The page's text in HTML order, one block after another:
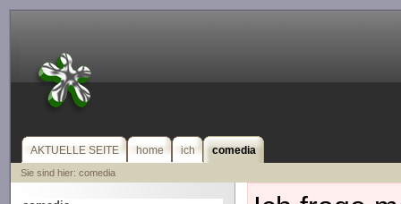
AKTUELLE SEITE home ich comedia
Sie sind hier: comedia